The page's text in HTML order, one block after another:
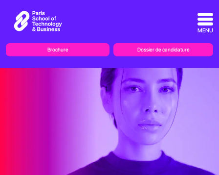
MENU
Brochure Dossier de candidature